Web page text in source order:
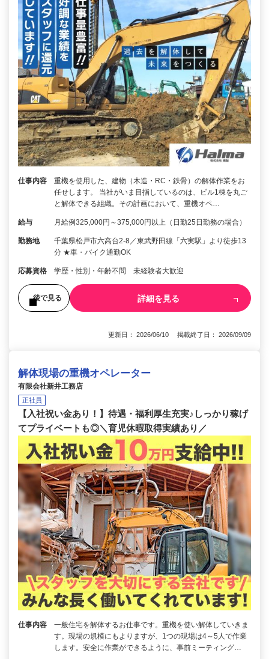
仕事内容
重機を使用した、建物（木造・RC・鉄骨）の解体作業をお
任せします。 当社がいま目指しているのは、ビル1棟を丸ご
と解体できる組織。その計画において、重機オペ…
給与 月給例325,000円～375,000円以上（日勤25日勤務の場合）
勤務地
千葉県松戸市六高台2-8／東武野田線「六実駅」より徒歩13
分 ★車・バイク通勤OK
応募資格 学歴・性別・年齢不問 未経験者大歓迎
後で見る 詳細を見る
更新日： 2026/06/10 掲載終了日： 2026/09/09
解体現場の重機オペレーター
有限会社新井工務店
正社員
【入社祝い金あり！】待遇・福利厚生充実♪しっかり稼げ
てプライベートも◎＼育児休暇取得実績あり／
仕事内容
一般住宅を解体するお仕事です。重機を使い解体していきま
す。現場の規模にもよりますが、1つの現場は4～5人で作業
します。安全に作業ができるように、事前ミーティング…